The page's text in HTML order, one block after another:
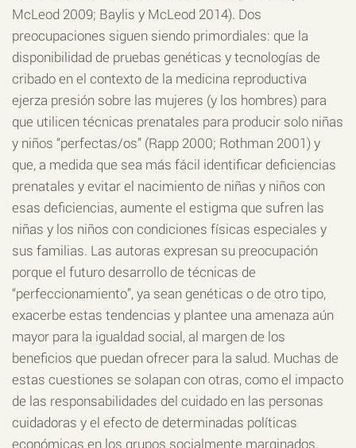
McLeod 2009; Baylis y McLeod 2014). Dos
preocupaciones siguen siendo primordiales: que la
disponibilidad de pruebas genéticas y tecnologías de
cribado en el contexto de la medicina reproductiva
ejerza presión sobre las mujeres (y los hombres) para
que utilicen técnicas prenatales para producir solo niñas
y niños “perfectas/os” (Rapp 2000; Rothman 2001) y
que, a medida que sea más fácil identificar deficiencias
prenatales y evitar el nacimiento de niñas y niños con
esas deficiencias, aumente el estigma que sufren las
niñas y los niños con condiciones físicas especiales y
sus familias. Las autoras expresan su preocupación
porque el futuro desarrollo de técnicas de
“perfeccionamiento”, ya sean genéticas o de otro tipo,
exacerbe estas tendencias y plantee una amenaza aún
mayor para la igualdad social, al margen de los
beneficios que puedan ofrecer para la salud. Muchas de
estas cuestiones se solapan con otras, como el impacto
de las responsabilidades del cuidado en las personas
cuidadoras y el efecto de determinadas políticas
económicas en los grupos socialmente marginados.